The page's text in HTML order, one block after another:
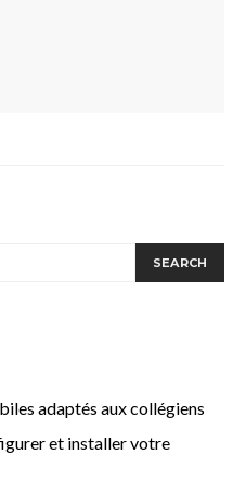
SEARCH
adaptés aux collégiens
et installer votre